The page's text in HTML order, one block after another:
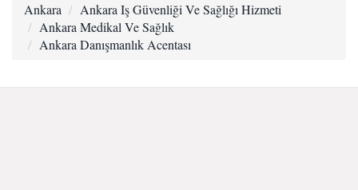
Ankara
Ankara Iş Güvenliği Ve Sağlığı Hizmeti
Ankara Medikal Ve Sağlık
Ankara Danışmanlık Acentası